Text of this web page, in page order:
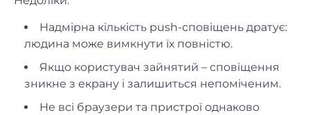
Надмірна кількість push-сповіщень дратує:
людина може вимкнути їх повністю.
Якщо користувач зайнятий – сповіщення
зникне з екрану і залишиться непоміченим.
Не всі браузери та пристрої однаково